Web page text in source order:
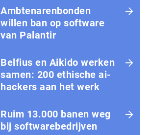
Amb­te­na­ren­bon­den
willen ban op software
van Palantir
Belfius en Aikido werken
samen: 200 ethische ai-
hackers aan het werk
Ruim 13.000 banen weg
bij softwarebedrijven